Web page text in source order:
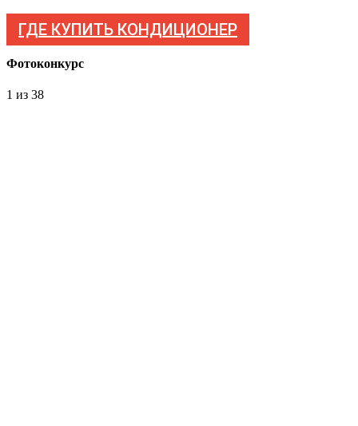
ГДЕ КУПИТЬ КОНДИЦИОНЕР
Фотоконкурс
1 из 38